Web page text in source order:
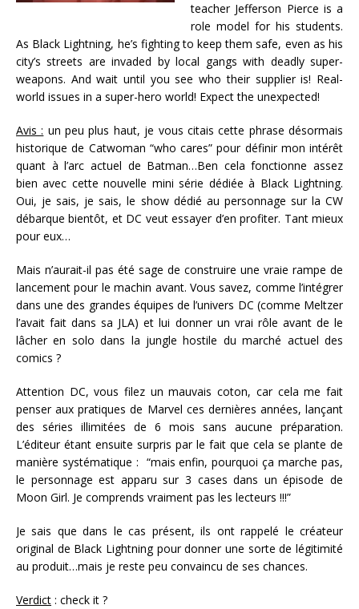
teacher Jefferson Pierce is a
role model for his students.
As Black Lightning, he’s fighting to keep them safe, even as his
city’s streets are invaded by local gangs with deadly super-
weapons. And wait until you see who their supplier is! Real-
world issues in a super-hero world! Expect the unexpected!
Avis : un peu plus haut, je vous citais cette phrase désormais
historique de Catwoman “who cares” pour définir mon intérêt
quant à l’arc actuel de Batman…Ben cela fonctionne assez
bien avec cette nouvelle mini série dédiée à Black Lightning.
Oui, je sais, je sais, le show dédié au personnage sur la CW
débarque bientôt, et DC veut essayer d’en profiter. Tant mieux
pour eux…
Mais n’aurait-il pas été sage de construire une vraie rampe de
lancement pour le machin avant. Vous savez, comme l’intégrer
dans une des grandes équipes de l’univers DC (comme Meltzer
l’avait fait dans sa JLA) et lui donner un vrai rôle avant de le
lâcher en solo dans la jungle hostile du marché actuel des
comics ?
Attention DC, vous filez un mauvais coton, car cela me fait
penser aux pratiques de Marvel ces dernières années, lançant
des séries illimitées de 6 mois sans aucune préparation.
L’éditeur étant ensuite surpris par le fait que cela se plante de
manière systématique : “mais enfin, pourquoi ça marche pas,
le personnage est apparu sur 3 cases dans un épisode de
Moon Girl. Je comprends vraiment pas les lecteurs !!!”
Je sais que dans le cas présent, ils ont rappelé le créateur
original de Black Lightning pour donner une sorte de légitimité
au produit…mais je reste peu convaincu de ses chances.
Verdict : check it ?